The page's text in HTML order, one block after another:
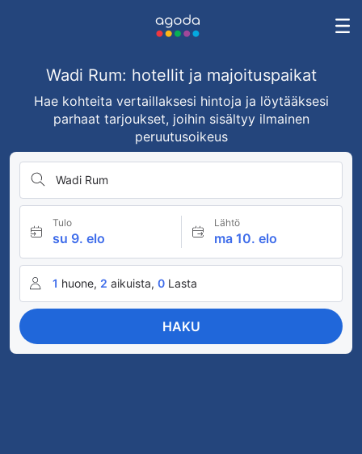
Wadi Rum: hotellit ja majoituspaikat
Hae kohteita vertaillaksesi hintoja ja löytääksesi
parhaat tarjoukset, joihin sisältyy ilmainen
peruutusoikeus
Wadi Rum
Tulo
su 9. elo
Lähtö
ma 10. elo
1 huone, 2 aikuista, 0 Lasta
HAKU